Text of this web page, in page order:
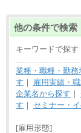
他の条件で検索
キーワードで探す
業種・職種・勤
す ｜
雇用実績・
企業名から探す ｜
す ｜ セミナー・
[雇用形態]